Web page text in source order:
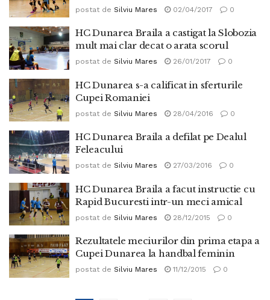
postat de Silviu Mares 02/04/2017 0
HC Dunarea Braila a castigat la Slobozia
mult mai clar decat o arata scorul
postat de Silviu Mares 26/01/2017 0
HC Dunarea s-a calificat in sferturile
Cupei Romaniei
postat de Silviu Mares 28/04/2016 0
HC Dunarea Braila a defilat pe Dealul
Feleacului
postat de Silviu Mares 27/03/2016 0
HC Dunarea Braila a facut instructie cu
Rapid Bucuresti intr-un meci amical
postat de Silviu Mares 28/12/2015 0
Rezultatele meciurilor din prima etapa a
Cupei Dunarea la handbal feminin
postat de Silviu Mares 11/12/2015 0